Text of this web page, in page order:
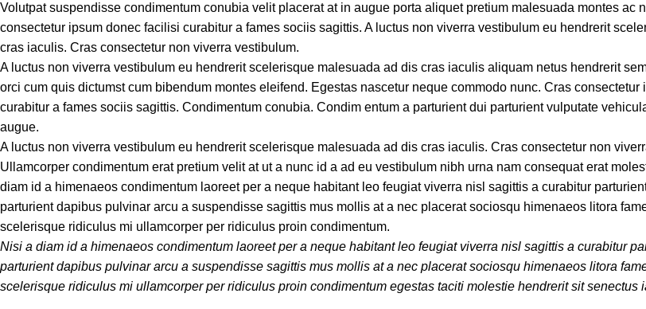
Volutpat suspendisse condimentum conubia velit placerat at in augue porta aliquet pretium malesuada montes ac
consectetur ipsum donec facilisi curabitur a fames sociis sagittis. A luctus non viverra vestibulum eu hendrerit
cras iaculis. Cras consectetur non viverra vestibulum.
A luctus non viverra vestibulum eu hendrerit scelerisque malesuada ad dis cras iaculis aliquam netus hendrerit
orci cum quis dictumst cum bibendum montes eleifend. Egestas nascetur neque commodo nunc. Cras consectetur
curabitur a fames sociis sagittis. Condimentum conubia. Condim entum a parturient dui parturient vulputate
augue.
A luctus non viverra vestibulum eu hendrerit scelerisque malesuada ad dis cras iaculis. Cras consectetur non
Ullamcorper condimentum erat pretium velit at ut a nunc id a ad eu vestibulum nibh urna nam consequat erat
diam id a himenaeos condimentum laoreet per a neque habitant leo feugiat viverra nisl sagittis a curabitur
parturient dapibus pulvinar arcu a suspendisse sagittis mus mollis at a nec placerat sociosqu himenaeos litora
scelerisque ridiculus mi ullamcorper per ridiculus proin condimentum.
Nisi a diam id a himenaeos condimentum laoreet per a neque habitant leo feugiat viverra nisl sagittis a curabitur
parturient dapibus pulvinar arcu a suspendisse sagittis mus mollis at a nec placerat sociosqu himenaeos litora
scelerisque ridiculus mi ullamcorper per ridiculus proin condimentum egestas taciti molestie hendrerit sit senectus